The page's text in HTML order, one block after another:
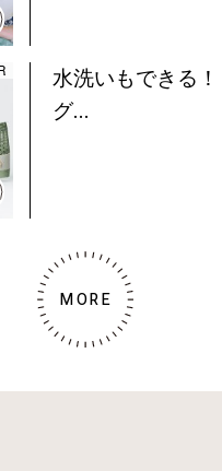
水洗いもできる
グ...
MORE